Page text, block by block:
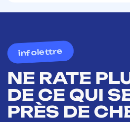
infolettre
NE RATE
DE CE QUI
PRÈS DE